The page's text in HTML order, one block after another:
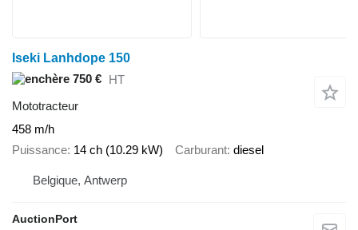
Iseki Lanhdope 150
750 € HT
Mototracteur
458 m/h
Puissance 14 ch (10.29 kW) Carburant diesel
Belgique, Antwerp
AuctionPort